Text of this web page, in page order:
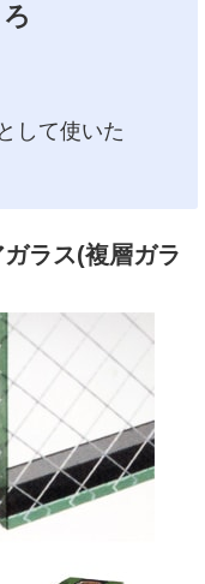
して使いた
ラス(複層ガラ